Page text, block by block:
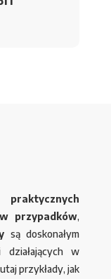
praktycznych
przypadków,
są doskonałym
w
przykłady, jak